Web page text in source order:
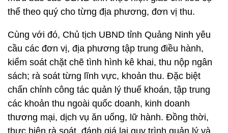
thể theo quý cho từng địa phương, đơn vị thu.
Cùng với đó, Chủ tịch UBND tỉnh Quảng Ninh yêu
cầu các đơn vị, địa phương tập trung điều hành,
kiểm soát chặt chẽ tình hình kê khai, thu nộp ngân
sách; rà soát từng lĩnh vực, khoản thu. Đặc biệt
chấn chỉnh công tác quản lý thuế khoán, tập trung
các khoản thu ngoài quốc doanh, kinh doanh
thương mại, dịch vụ ăn uống, lữ hành. Đồng thời,
thực hiện rà soát, đánh giá lại quy trình quản lý và